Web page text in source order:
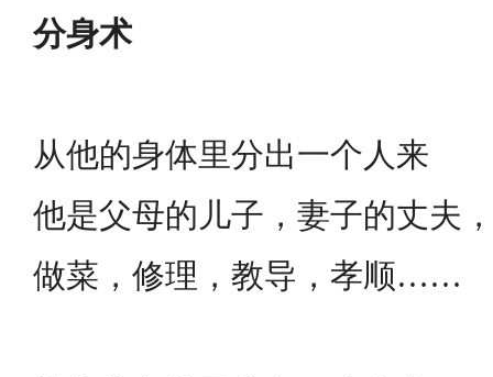
分身术
从他的身体里分出一个人来
他是父母的儿子，妻子的丈夫
做菜，修理，教导，孝顺……